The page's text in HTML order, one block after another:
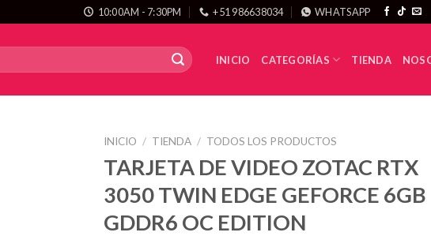
10:00AM - 7:30PM +51 986638034 WHATSAPP
INICIO CATEGORÍAS TIENDA
INICIO / TIENDA / TODOS LOS PRODUCTOS
TARJETA DE VIDEO ZOTAC RTX
3050 TWIN EDGE GEFORCE 6GB
GDDR6 OC EDITION